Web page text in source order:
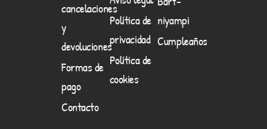
cancelaciones
y
devoluciones
Formas de
pago
Contacto
Política de
privacidad
Política de
cookies
niyampi
Cumpleaños